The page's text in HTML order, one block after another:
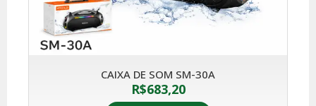
CAIXA DE SOM SM-30A
R$683,20